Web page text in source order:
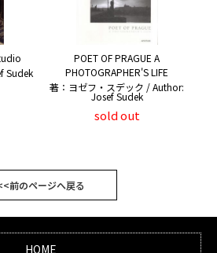
Sudek
POET OF PRAGUE A
PHOTOGRAPHER'S LIFE
著：ヨゼフ・スデック / Author:
Josef Sudek
sold out
前のページへ戻る
HOME